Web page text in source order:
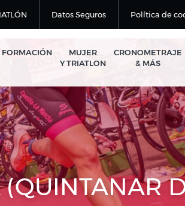
Datos Seguros Política de
FORMACIÓN
MUJER
Y TRIATLON
CRONOMETRAJE
& MÁS
(QUINTANAR